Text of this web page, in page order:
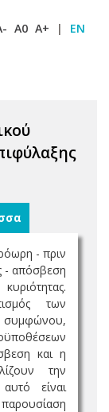
A0 A+ | EN
- πριν
- απόσβεση
των
συμφώνου,
και η
την
είναι